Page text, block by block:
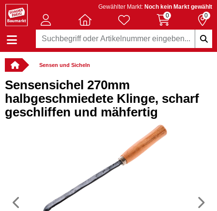
Gewählter Markt: Noch kein Markt gewählt
0
0
Sensen und Sicheln
Sensensichel 270mm
halbgeschmiedete Klinge, scharf
geschliffen und mähfertig
Vorheriges